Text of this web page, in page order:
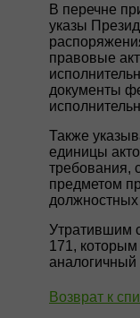
В перечне
указы
правовые
документы
Также
единицы
требования,
предметом
Утратившим
171,
аналогичный
Возврат к